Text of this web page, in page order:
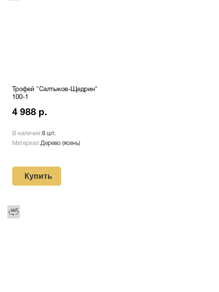
Трофей "Салтыков-Щедрин"
100-1
4 988 р.
В наличии:8 шт.
Материал:Дерево (ясень)
Купить